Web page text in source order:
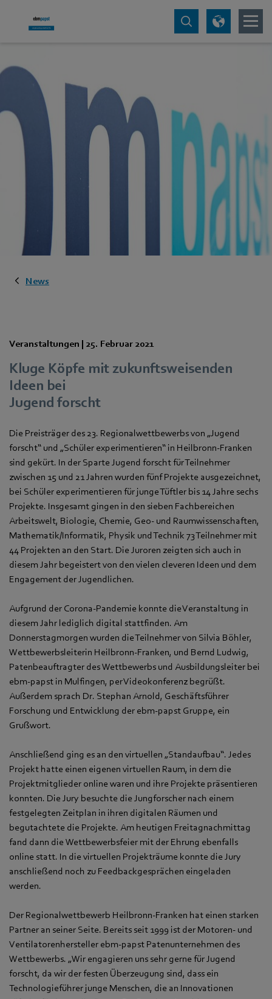
News
Veranstaltungen | 25. Februar 2021
Kluge Köpfe mit zukunftsweisenden
Ideen bei
Jugend forscht
Die Preisträger des 23. Regionalwettbewerbs von „Jugend
forscht“ und „Schüler experimentieren“ in Heilbronn-Franken
sind gekürt. In der Sparte Jugend forscht für Teilnehmer
zwischen 15 und 21 Jahren wurden fünf Projekte ausgezeichnet,
bei Schüler experimentieren für junge Tüftler bis 14 Jahre sechs
Projekte. Insgesamt gingen in den sieben Fachbereichen
Arbeitswelt, Biologie, Chemie, Geo- und Raumwissenschaften,
Mathematik/Informatik, Physik und Technik 73 Teilnehmer mit
44 Projekten an den Start. Die Juroren zeigten sich auch in
diesem Jahr begeistert von den vielen cleveren Ideen und dem
Engagement der Jugendlichen.
Aufgrund der Corona-Pandemie konnte die Veranstaltung in
diesem Jahr lediglich digital stattfinden. Am
Donnerstagmorgen wurden die Teilnehmer von Silvia Böhler,
Wettbewerbsleiterin Heilbronn-Franken, und Bernd Ludwig,
Patenbeauftragter des Wettbewerbs und Ausbildungsleiter bei
ebm-papst in Mulfingen, per Videokonferenz begrüßt.
Außerdem sprach Dr. Stephan Arnold, Geschäftsführer
Forschung und Entwicklung der ebm-papst Gruppe, ein
Grußwort.
Anschließend ging es an den virtuellen „Standaufbau“. Jedes
Projekt hatte einen eigenen virtuellen Raum, in dem die
Projektmitglieder online waren und ihre Projekte präsentieren
konnten. Die Jury besuchte die Jungforscher nach einem
festgelegten Zeitplan in ihren digitalen Räumen und
begutachtete die Projekte. Am heutigen Freitagnachmittag
fand dann die Wettbewerbsfeier mit der Ehrung ebenfalls
online statt. In die virtuellen Projekträume konnte die Jury
anschließend noch zu Feedbackgesprächen eingeladen
werden.
Der Regionalwettbewerb Heilbronn-Franken hat einen starken
Partner an seiner Seite. Bereits seit 1999 ist der Motoren- und
Ventilatorenhersteller ebm-papst Patenunternehmen des
Wettbewerbs. „Wir engagieren uns sehr gerne für Jugend
forscht, da wir der festen Überzeugung sind, dass ein
Technologieführer junge Menschen, die an Innovationen